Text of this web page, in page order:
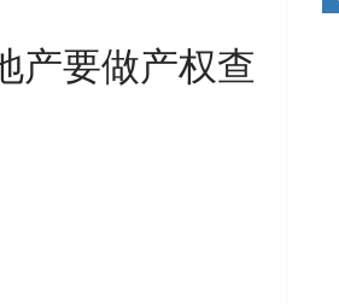
产要做产权查